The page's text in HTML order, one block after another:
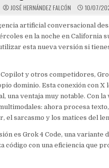
JOSÉ HERNÁNDEZ FALCÓN 10/07/
artificial conversacional
en la noche en California
esta nueva versión si
y otros competidores,
dominio. Esta conexión con
una ventaja muy notable. Con la
ahora procesa
el sarcasmo y los matices del
es Grok 4 Code, una variante
código con una eficiencia que